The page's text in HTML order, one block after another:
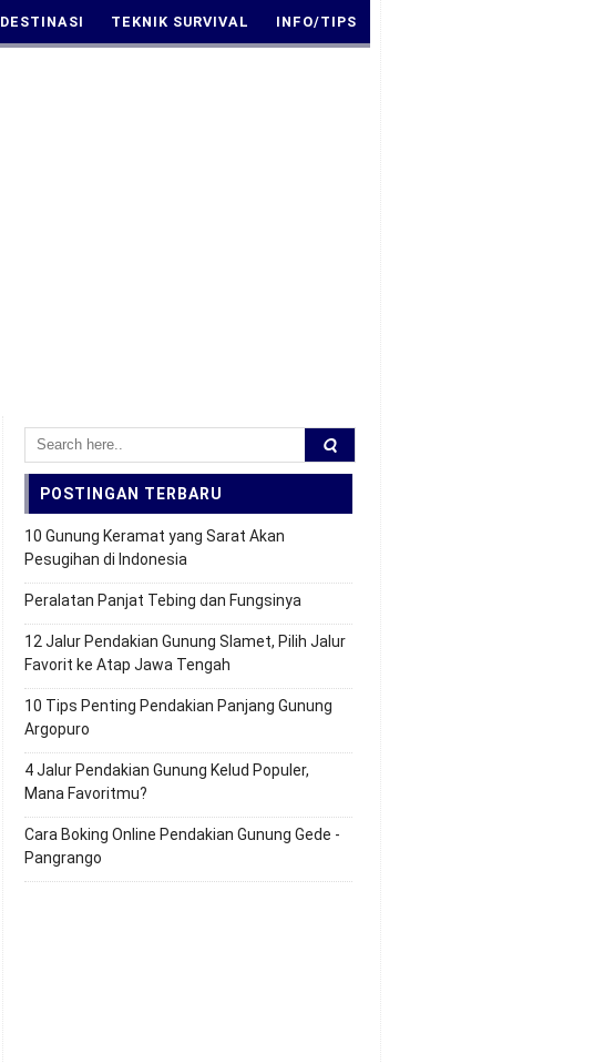
DESTINASI TEKNIK SURVIVAL INFO/TIPS
POSTINGAN TERBARU
10 Gunung Keramat yang Sarat Akan
Pesugihan di Indonesia
Peralatan Panjat Tebing dan Fungsinya
12 Jalur Pendakian Gunung Slamet, Pilih Jalur
Favorit ke Atap Jawa Tengah
10 Tips Penting Pendakian Panjang Gunung
Argopuro
4 Jalur Pendakian Gunung Kelud Populer,
Mana Favoritmu?
Cara Boking Online Pendakian Gunung Gede -
Pangrango